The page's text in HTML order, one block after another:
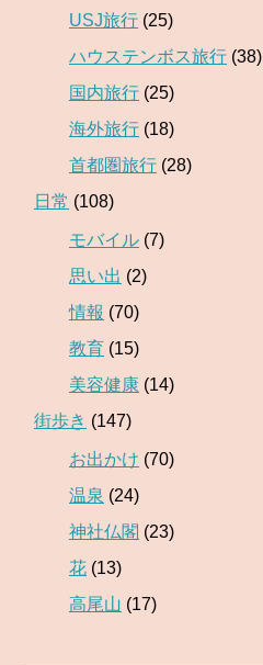
USJ旅行 (25)
ハウステンボス旅行 (38)
国内旅行 (25)
海外旅行 (18)
首都圏旅行 (28)
日常 (108)
モバイル (7)
思い出 (2)
情報 (70)
教育 (15)
美容健康 (14)
街歩き (147)
お出かけ (70)
温泉 (24)
神社仏閣 (23)
花 (13)
高尾山 (17)